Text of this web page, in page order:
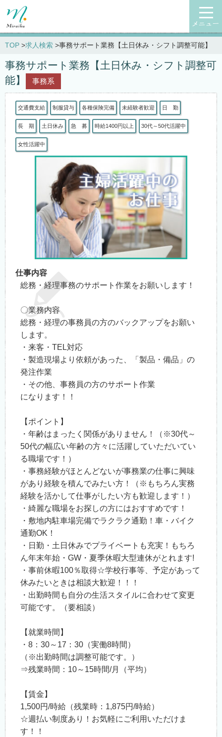
メニュー
TOP 求人検索 事務サポート業務【土日休み・シフト調整可能】
事務サポート業務【土日休み・シフト調整可
能】
事務系
交通費支給 制服貸与 各種保険完備 未経験者歓迎 日 勤
長 期 土日休み 急 募 時給1400円以上 30代～50代活躍中
女性活躍中
仕事内容
総務・経理事務のサポート作業をお願いします！
〇業務内容
総務・経理の事務員の方のバックアップをお願い
します。
・来客・TEL対応
・製造現場より依頼があった、「製品・備品」の
発注作業
・その他、事務員の方のサポート作業
になります！！
【ポイント】
・年齢はまったく関係がありません！（※30代～
50代の幅広い年齢の方々に活躍していただいてい
る職場です！）
・事務経験がほとんどないが事務業の仕事に興味
があり経験を積んでみたい方！（※もちろん実務
経験を活かして仕事がしたい方も歓迎します！）
・綺麗な職場をお探しの方にはおすすめです！
・敷地内駐車場完備でラクラク通勤！車・バイク
通勤OK！
・日勤・土日休みでプライベートも充実！もちろ
ん年末年始・GW・夏季休暇大型連休がとれます!
・事前休暇100％取得☆学校行事等、予定があって
休みたいときは相談大歓迎！！！
・出勤時間も自分の生活スタイルに合わせて変更
可能です。（要相談）
【就業時間】
・8：30～17：30（実働8時間）
（※出勤時間は調整可能です。）
⇒残業時間：10～15時間/月（平均）
【賃金】
1,500円/時給（残業時：1,875円/時給）
☆週払い制度あり！お気軽にご利用いただけま
す！！